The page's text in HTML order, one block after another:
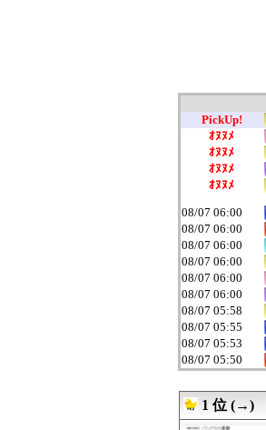
PickUp!
ｵﾇﾇﾒ
ｵﾇﾇﾒ
ｵﾇﾇﾒ
ｵﾇﾇﾒ
08/07 06:00
08/07 06:00
08/07 06:00
08/07 06:00
08/07 06:00
08/07 06:00
08/07 05:58
08/07 05:55
08/07 05:53
08/07 05:50
08/07 05:43
08/07 05:40
08/07 05:40
1 位 (→)